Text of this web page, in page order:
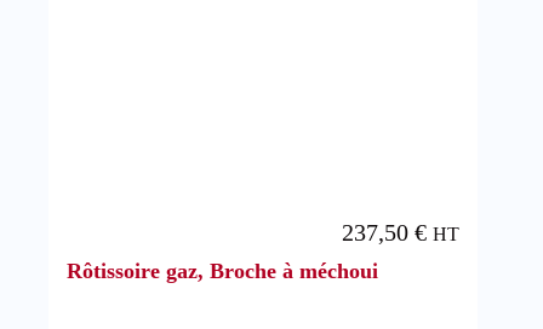
Rôtissoire gaz, Broche à méchoui
237,50€ HT